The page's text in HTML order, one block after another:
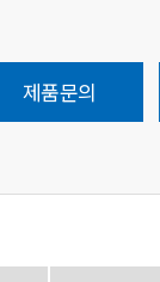
제품문의